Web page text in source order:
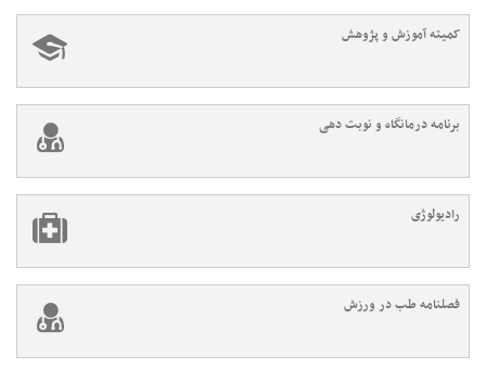
کمیته آموزش و پژوهش
برنامه درمانگاه و نوبت دهی
رادیولوژی
فصلنامه طب در ورزش